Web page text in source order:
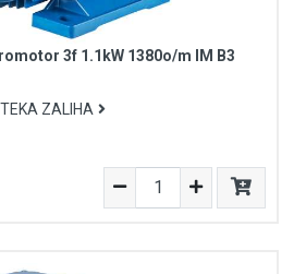
3f 1.1kW 1380o/m IM B3
ZALIHA